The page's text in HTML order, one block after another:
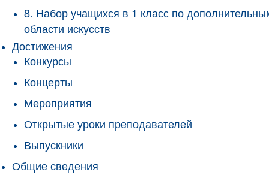
8. Набор учащихся в 1 класс по
области искусств
Достижения
Конкурсы
Концерты
Мероприятия
Открытые уроки преподавателей
Выпускники
Общие сведения